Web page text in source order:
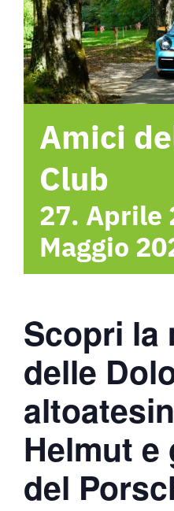
Hotel
Contattami
Amici
Club
27. Aprile
Maggio
Scopri la
delle
Helmut e
del